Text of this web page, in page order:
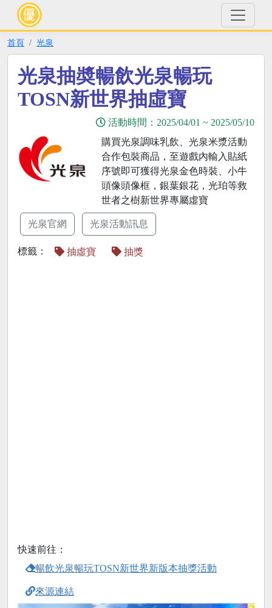
首頁 光泉
光泉抽奬暢飲光泉暢玩
TOSN新世界抽虛寶
活動時間： 2025/04/01 ~ 2025/05/10
購買光泉調味乳飲、光泉米漿活動
合作包裝商品，至遊戲內輸入貼紙
序號即可獲得光泉金色時裝、小牛
頭像頭像框，銀葉銀花，光珀等救
世者之樹新世界專屬虛寶
光泉官網 光泉活動訊息
標籤： 抽虛寶 抽獎
快速前往：
暢飲光泉暢玩TOSN新世界新版本抽獎活動
來源連結